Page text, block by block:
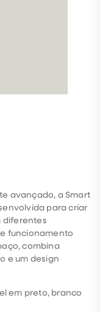
avançado, a Smart
para criar
diferentes
funcionamento
combina
e um design
em preto, branco